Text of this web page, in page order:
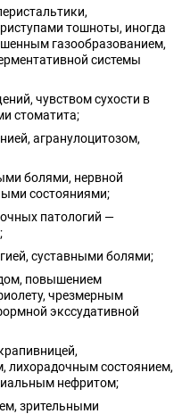
тошноты, иногда
газообразованием,
системы
чувством сухости в
стоматита;
агранулоцитозом,
болями, нервной
состояниями;
патологий —
суставными болями;
повышением
чрезмерным
экссудативной
лихорадочным состоянием,
нефритом;
зрительными